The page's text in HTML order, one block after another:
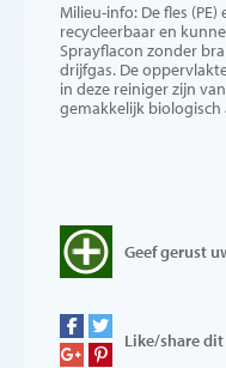
Milieu-info: De fles
recycleerbaar en
Sprayflacon zonder
drijfgas. De
in deze reiniger zijn
gemakkelijk biologisch
Geef gerust
Like/share